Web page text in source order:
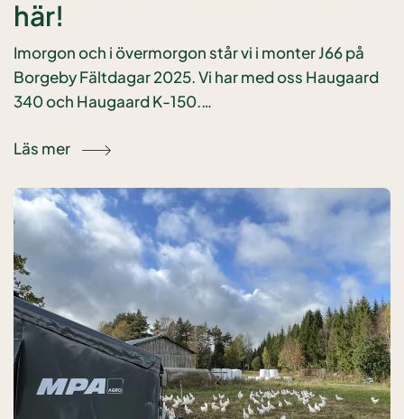
här!
Imorgon och i övermorgon står vi i monter J66 på
Borgeby Fältdagar 2025. Vi har med oss Haugaard
340 och Haugaard K-150.…
Läs mer